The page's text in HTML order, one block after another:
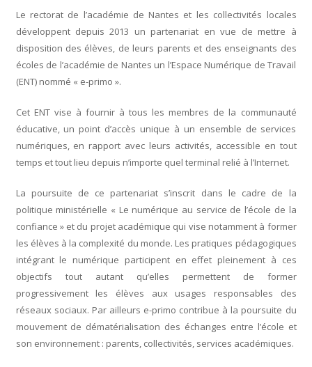
Le rectorat de l’académie de Nantes et les collectivités locales
développent depuis 2013 un partenariat en vue de mettre à
disposition des élèves, de leurs parents et des enseignants des
écoles de l’académie de Nantes un l’Espace Numérique de Travail
(ENT) nommé « e-primo ».
Cet ENT vise à fournir à tous les membres de la communauté
éducative, un point d’accès unique à un ensemble de services
numériques, en rapport avec leurs activités, accessible en tout
temps et tout lieu depuis n’importe quel terminal relié à l’Internet.
La poursuite de ce partenariat s’inscrit dans le cadre de la
politique ministérielle « Le numérique au service de l’école de la
confiance » et du projet académique qui vise notamment à former
les élèves à la complexité du monde. Les pratiques pédagogiques
intégrant le numérique participent en effet pleinement à ces
objectifs tout autant qu’elles permettent de former
progressivement les élèves aux usages responsables des
réseaux sociaux. Par ailleurs e-primo contribue à la poursuite du
mouvement de dématérialisation des échanges entre l’école et
son environnement : parents, collectivités, services académiques.